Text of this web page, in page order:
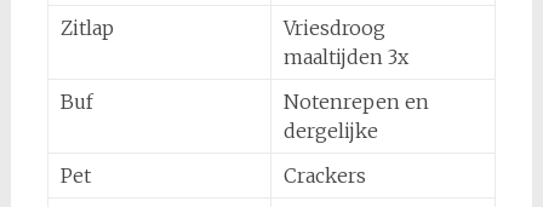
Zitlap
Vriesdroog
maaltijden 3x
Buf
Notenrepen en
dergelijke
Pet
Crackers